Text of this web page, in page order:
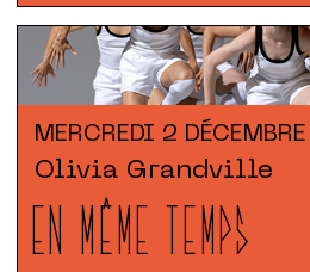
MERCREDI 2 DÉCEMBRE
EN MÊME TEMPS
Olivia Grandville